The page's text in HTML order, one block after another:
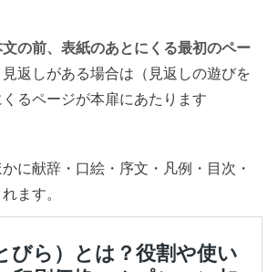
文の前、表紙のあとにくる最初のペー
返しがある場合は（見返しの遊びを
るページが本扉にあたります
に献辞・口絵・序文・凡例・目次・
ます。